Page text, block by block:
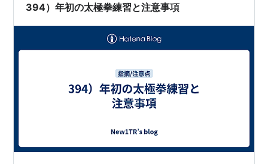
い様に演武してほしい。特に攬雀尾。…
394）年初の太極拳練習と注意事項